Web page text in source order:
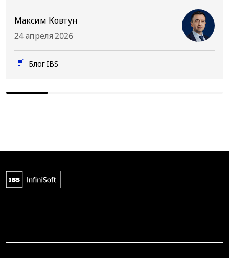
Максим Ковтун
24 апреля 2026
Блог IBS